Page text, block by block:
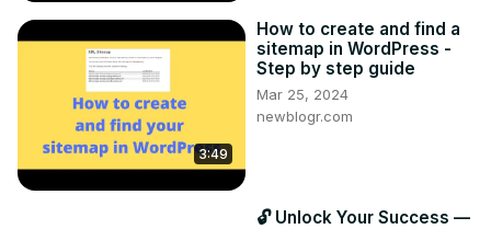
3:49
How to create and find a
sitemap in WordPress -
Step by step guide
Mar 25, 2024
newblogr.com
🔓 Unlock Your Success —